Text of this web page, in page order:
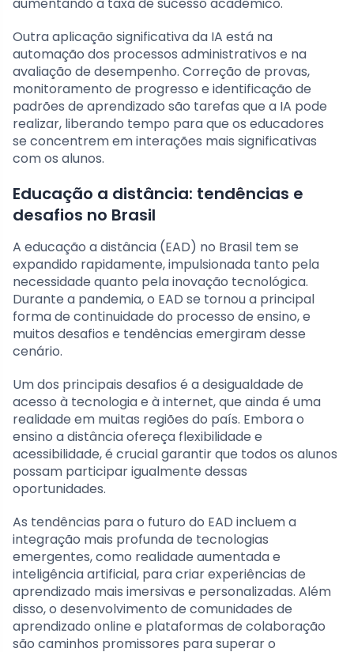
aumentando a taxa de sucesso acadêmico.
Outra aplicação significativa da IA está na
automação dos processos administrativos e na
avaliação de desempenho. Correção de provas,
monitoramento de progresso e identificação de
padrões de aprendizado são tarefas que a IA pode
realizar, liberando tempo para que os educadores
se concentrem em interações mais significativas
com os alunos.
Educação a distância: tendências e
desafios no Brasil
A educação a distância (EAD) no Brasil tem se
expandido rapidamente, impulsionada tanto pela
necessidade quanto pela inovação tecnológica.
Durante a pandemia, o EAD se tornou a principal
forma de continuidade do processo de ensino, e
muitos desafios e tendências emergiram desse
cenário.
Um dos principais desafios é a desigualdade de
acesso à tecnologia e à internet, que ainda é uma
realidade em muitas regiões do país. Embora o
ensino a distância ofereça flexibilidade e
acessibilidade, é crucial garantir que todos os alunos
possam participar igualmente dessas
oportunidades.
As tendências para o futuro do EAD incluem a
integração mais profunda de tecnologias
emergentes, como realidade aumentada e
inteligência artificial, para criar experiências de
aprendizado mais imersivas e personalizadas. Além
disso, o desenvolvimento de comunidades de
aprendizado online e plataformas de colaboração
são caminhos promissores para superar o